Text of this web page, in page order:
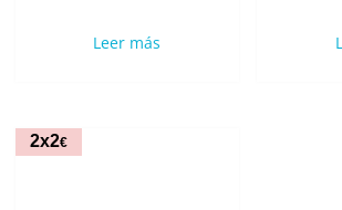
Leer más
2x2€